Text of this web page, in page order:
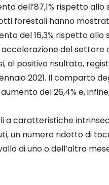
dell’87,1% rispetto
forestali hanno
del 16,3% rispetto allo
del settore
al positivo risultato,
2021. Il comparto
del 26,4% e,
a caratteristiche
un numero ridotto di
di uno o dell’altro